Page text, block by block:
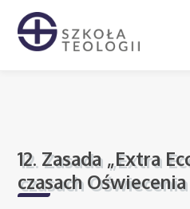
12. Zasada „Extra
czasach